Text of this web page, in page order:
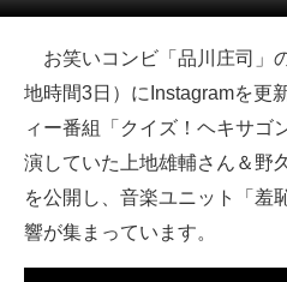
注目記事を集めた総合ページ
スマホと通信の最新トレンド
進化するPCとデバイスの未来
好きが集まる 比べて選べる
お笑いコンビ「品川庄司」
地時間3日）にInstagramを更
ィー番組「クイズ！ヘキサゴ
演していた上地雄輔さん＆野
を公開し、音楽ユニット「羞
響が集まっています。